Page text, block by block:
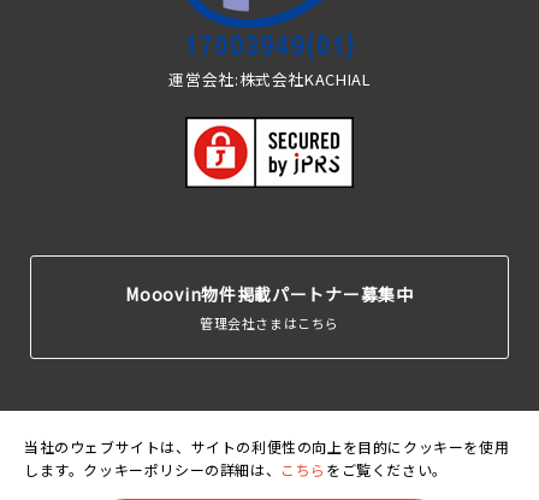
当社のウェブサイトは、サイトの利便性の向上を目的にクッキーを使用
します。クッキーポリシーの詳細は、
こちら をご覧ください。
運営会社:株式会社KACHIAL
Mooovin物件掲載パートナー募集中
管理会社さまはこちら
運営会 利用規 個人情報保護 クッキーポリ 賃貸住宅居住者総